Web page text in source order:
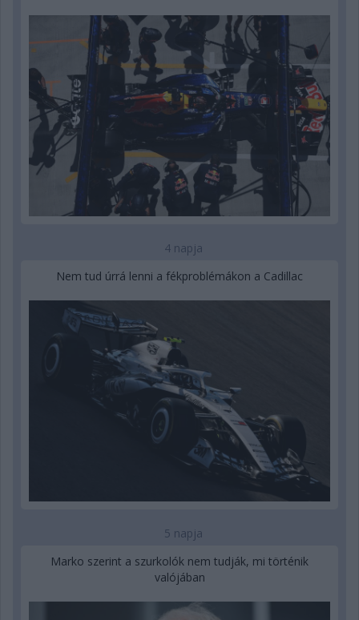
4 napja
Nem tud úrrá lenni a fékproblémákon a Cadillac
5 napja
Marko szerint a szurkolók nem tudják, mi történik
valójában